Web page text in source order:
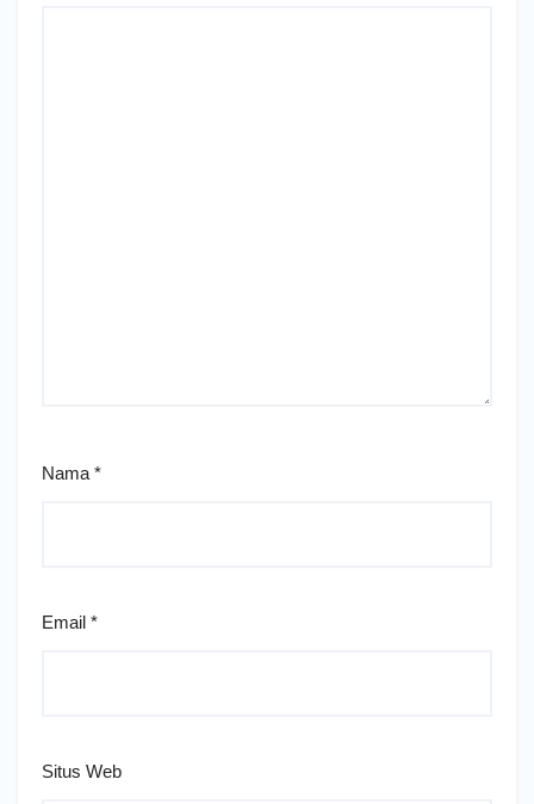
Nama *
Email *
Situs Web